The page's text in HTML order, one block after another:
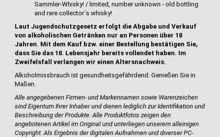
Sammler-Whisky! / limited, number unknown - old bottling
and rare collector´s whisky!
Laut Jugendschutzgesetz erfolgt die Abgabe und Verkauf
von alkoholischen Getränken nur an Personen über 18
Jahren. Mit dem Kauf bzw. einer Bestellung bestätigen Sie,
dass Sie das 18. Lebensjahr bereits vollendet haben. Im
Zweifelsfall verlangen wir einen Altersnachweis.
Alkoholmissbrauch ist gesundheitsgefährdend. Genießen Sie in
Maßen.
Alle angegebenen Firmen- und Markennamen sowie Warenzeichen
sind Eigentum Ihrer Inhaber und dienen lediglich zur Identifikation und
Beschreibung der Produkte.Alle Produktfotos zeigen den
angebotenen Artikel im Original und unterliegen unserem alleinigen
Copyright. Als Ergebnis der digitalen Aufnahmen und diverser PC-